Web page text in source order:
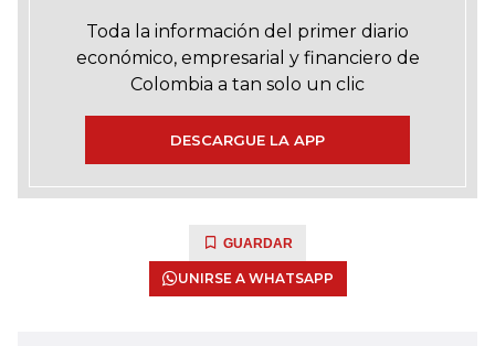
Toda la información del primer diario
económico, empresarial y financiero de
Colombia a tan solo un clic
DESCARGUE LA APP
GUARDAR
UNIRSE A WHATSAPP